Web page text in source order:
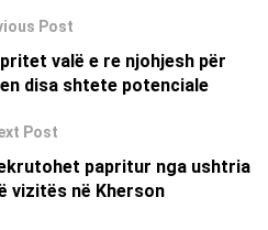
Post
valë e re njohjesh për
disa shtete potenciale
Post
papritur nga ushtria
vizitës në Kherson